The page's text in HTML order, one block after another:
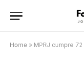
Home » MPRJ cumpre 72 mandados